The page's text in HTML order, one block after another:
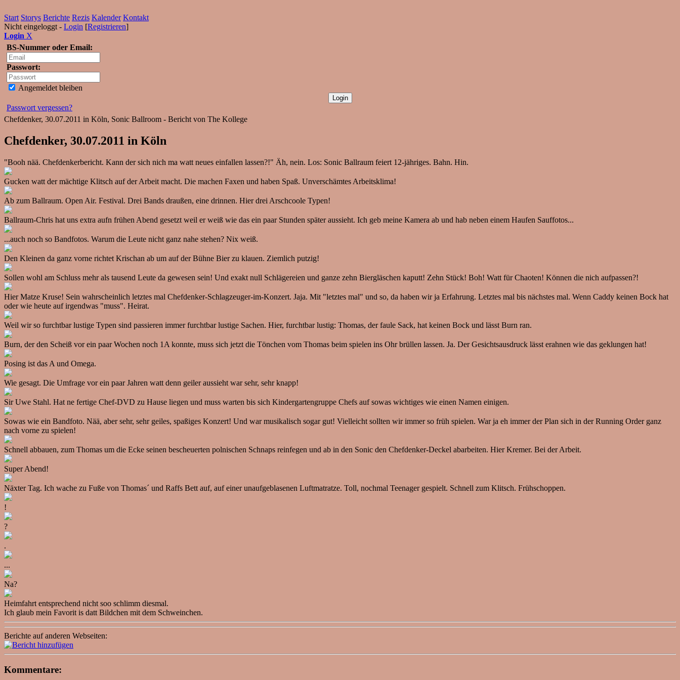
Start Storys Berichte Rezis Kalender Kontakt
Nicht eingeloggt - Login [Registrieren]
Login X
BS-Nummer oder Email:
Passwort:
Angemeldet bleiben
Passwort vergessen?
Chefdenker, 30.07.2011 in Köln, Sonic Ballroom - Bericht von The Kollege
Chefdenker, 30.07.2011 in Köln
"Booh nää. Chefdenkerbericht. Kann der sich nich ma watt neues einfallen lassen?!" Äh, nein. Los: Sonic Ballraum feiert 12-jähriges. Bahn. Hin.
Gucken watt der mächtige Klitsch auf der Arbeit macht. Die machen Faxen und haben Spaß. Unverschämtes Arbeitsklima!
Ab zum Ballraum. Open Air. Festival. Drei Bands draußen, eine drinnen. Hier drei Arschcoole Typen!
Ballraum-Chris hat uns extra aufn frühen Abend gesetzt weil er weiß wie das ein paar Stunden später aussieht. Ich geb meine Kamera ab und hab neben einem Haufen Sauffotos...
...auch noch so Bandfotos. Warum die Leute nicht ganz nahe stehen? Nix weiß.
Den Kleinen da ganz vorne richtet Krischan ab um auf der Bühne Bier zu klauen. Ziemlich putzig!
Sollen wohl am Schluss mehr als tausend Leute da gewesen sein! Und exakt null Schlägereien und ganze zehn Biergläschen kaputt! Zehn Stück! Boh! Watt für Chaoten! Können die nich aufpassen?!
Hier Matze Kruse! Sein wahrscheinlich letztes mal Chefdenker-Schlagzeuger-im-Konzert. Jaja. Mit "letztes mal" und so, da haben wir ja Erfahrung. Letztes mal bis nächstes mal. Wenn Caddy keinen Bock hat
oder wie heute auf irgendwas "muss". Heirat.
Weil wir so furchtbar lustige Typen sind passieren immer furchtbar lustige Sachen. Hier, furchtbar lustig: Thomas, der faule Sack, hat keinen Bock und lässt Burn ran.
Burn, der den Scheiß vor ein paar Wochen noch 1A konnte, muss sich jetzt die Tönchen vom Thomas beim spielen ins Ohr brüllen lassen. Ja. Der Gesichtsausdruck lässt erahnen wie das geklungen hat!
Posing ist das A und Omega.
Wie gesagt. Die Umfrage vor ein paar Jahren watt denn geiler aussieht war sehr, sehr knapp!
Sir Uwe Stahl. Hat ne fertige Chef-DVD zu Hause liegen und muss warten bis sich Kindergartengruppe Chefs auf sowas wichtiges wie einen Namen einigen.
Sowas wie ein Bandfoto. Nää, aber sehr, sehr geiles, spaßiges Konzert! Und war musikalisch sogar gut! Vielleicht sollten wir immer so früh spielen. War ja eh immer der Plan sich in der Running Order ganz
nach vorne zu spielen!
Schnell abbauen, zum Thomas um die Ecke seinen bescheuerten polnischen Schnaps reinfegen und ab in den Sonic den Chefdenker-Deckel abarbeiten. Hier Kremer. Bei der Arbeit.
Super Abend!
Näxter Tag. Ich wache zu Fuße von Thomas´ und Raffs Bett auf, auf einer unaufgeblasenen Luftmatratze. Toll, nochmal Teenager gespielt. Schnell zum Klitsch. Frühschoppen.
!
?
.
...
Na?
Heimfahrt entsprechend nicht soo schlimm diesmal.
Ich glaub mein Favorit is datt Bildchen mit dem Schweinchen.
Berichte auf anderen Webseiten:
Kommentare: